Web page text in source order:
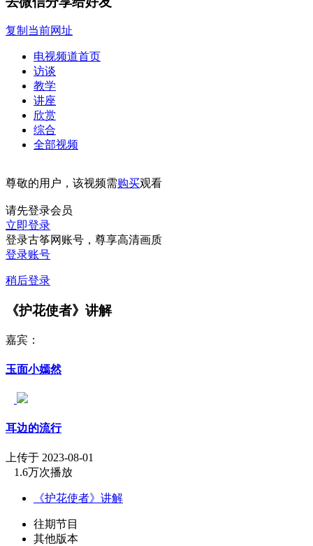
复制当前网址
电视频道首页
访谈
教学
讲座
欣赏
综合
全部视频
尊敬的用户，该视频需购买观看
请先登录会员
立即登录
登录古筝网账号，尊享高清画质
登录账号
稍后登录
《护花使者》讲解
嘉宾：
玉面小嫣然
耳边的流行
上传于 2023-08-01
1.6万次播放
《护花使者》讲解
往期节目
其他版本